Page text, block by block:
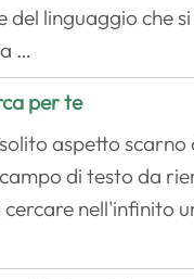
del linguaggio che
…
per te
aspetto
di testo da
nell'infinito